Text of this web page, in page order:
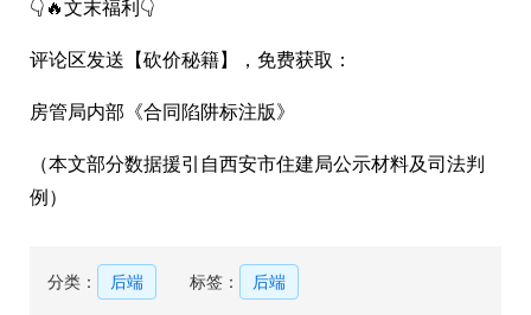
👇🔥文末福利👇
评论区发送【砍价秘籍】，免费获取：
房管局内部《合同陷阱标注版》
（本文部分数据援引自西安市住建局公示材料及司法判
例）
分类： 后端 标签： 后端